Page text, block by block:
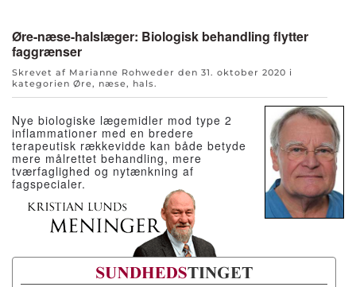
Øre-næse-halslæger: Biologisk behandling flytter
faggrænser
Skrevet af Marianne Rohweder den 31. oktober 2020 i
kategorien Øre, næse, hals.
Nye biologiske lægemidler mod type 2
inflammationer med en bredere
terapeutisk rækkevidde kan både betyde
mere målrettet behandling, mere
tværfaglighed og nytænkning af
fagspecialer.